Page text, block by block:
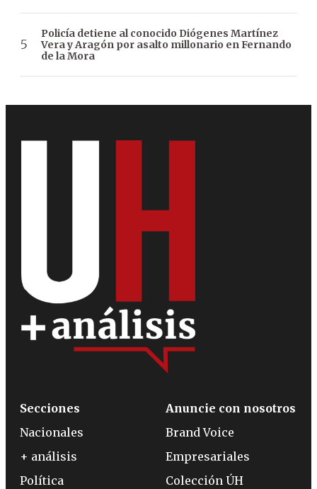
Policía detiene al conocido Diógenes Martínez
Vera y Aragón por asalto millonario en Fernando
de la Mora
Secciones
Nacionales
+ análisis
Política
Anuncie con nosotros
Brand Voice
Empresariales
Colección ÚH